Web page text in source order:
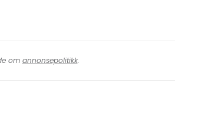
om annonsepolitikk.